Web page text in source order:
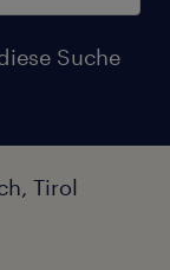
Suche
Tirol